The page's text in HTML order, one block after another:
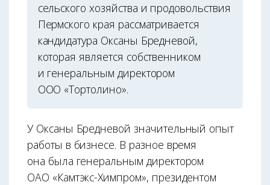
сельского хозяйства и продовольствия
Пермского края рассматривается
кандидатура Оксаны Бредневой,
которая является собственником
и генеральным директором
ООО «Тортолино».
У Оксаны Бредневой значительный опыт
работы в бизнесе. В разное время
она была генеральным директором
ОАО «Камтэкс-Химпром», президентом